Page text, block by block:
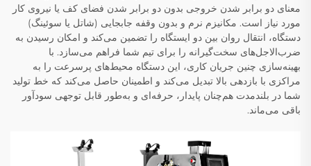
معنای دو برابر شدن خروجی بدون دو برابر شدن فضای کف یا نیروی کار
مورد نیاز است. مکانیزم نرم و بدون وقفه جابجایی (شاتل یا سوئینگ)
دستگاه، انتقال روان بین دو ایستگاه را تضمین می‌کند و امکان رسیدن به
ضرب‌الاجل‌های سخت‌گیرانه را برای تیم شما فراهم می‌سازد. با
بهینه‌سازی چنین جریان کاری، این دستگاه محیط‌های پرسرعت را به
مراکزی با بازدهی بالا تبدیل می‌کند و اطمینان حاصل می‌کند که خط تولید
شما در بلندمدت هم‌چنان پایدار، حرفه‌ای و به‌طور قابل توجهی سودآور
باقی می‌ماند.